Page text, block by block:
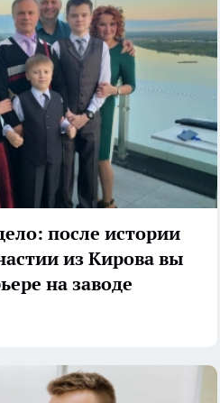
после истории
из Кирова вы
на заводе